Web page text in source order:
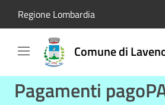
Regione Lombardia
Comune di
Pagamenti